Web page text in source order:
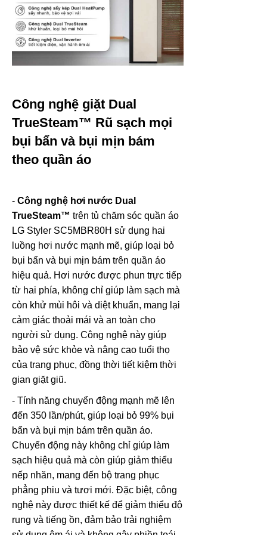
Công nghệ giặt Dual
TrueSteam™ Rũ sạch mọi
bụi bẩn và bụi mịn bám
theo quần áo
- Công nghệ hơi nước Dual
TrueSteam™ trên tủ chăm sóc quần áo
LG Styler SC5MBR80H sử dụng hai
luồng hơi nước mạnh mẽ, giúp loại bỏ
bụi bẩn và bụi mịn bám trên quần áo
hiệu quả. Hơi nước được phun trực tiếp
từ hai phía, không chỉ giúp làm sạch mà
còn khử mùi hôi và diệt khuẩn, mang lại
cảm giác thoải mái và an toàn cho
người sử dụng. Công nghệ này giúp
bảo vệ sức khỏe và nâng cao tuổi thọ
của trang phục, đồng thời tiết kiệm thời
gian giặt giũ.
- Tính năng chuyển động mạnh mẽ lên
đến 350 lần/phút, giúp loại bỏ 99% bụi
bẩn và bụi mịn bám trên quần áo.
Chuyển động này không chỉ giúp làm
sạch hiệu quả mà còn giúp giảm thiểu
nếp nhăn, mang đến bộ trang phục
phẳng phiu và tươi mới. Đặc biệt, công
nghệ này được thiết kế để giảm thiểu độ
rung và tiếng ồn, đảm bảo trải nghiệm